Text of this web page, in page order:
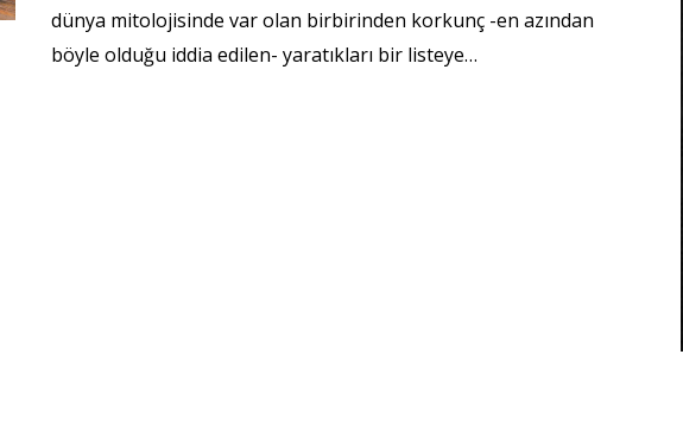
dünya mitolojisinde var olan birbirinden korkunç -en azından
böyle olduğu iddia edilen- yaratıkları bir listeye…